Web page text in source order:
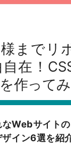
までリ
在！
作って
なWebサイト
イン6選を紹